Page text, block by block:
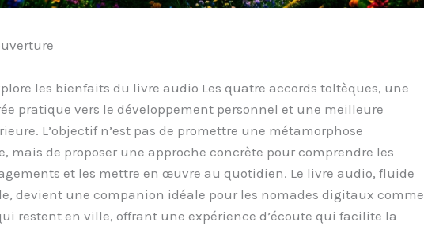
les bienfaits du livre audio Les quatre accords toltèques, une
pratique vers le développement personnel et une meilleure
L’objectif n’est pas de promettre une métamorphose
mais de proposer une approche concrète pour comprendre les
et les mettre en œuvre au quotidien. Le livre audio, fluide
devient une companion idéale pour les nomades digitaux comme
restent en ville, offrant une expérience d’écoute qui facilite la